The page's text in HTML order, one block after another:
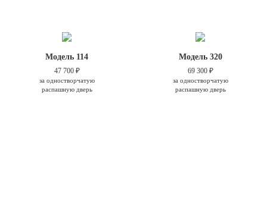
Модель 114
47 700 ₽
за одностворчатую
распашную дверь
Модель 320
69 300 ₽
за одностворчатую
распашную дверь